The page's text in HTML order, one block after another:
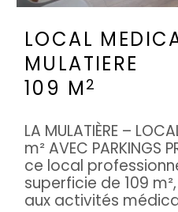
LOCAL
MULATIERE
109 M 2
LA MULATIÈRE –
m² AVEC PARKINGS
ce local
superficie de 109
aux activités